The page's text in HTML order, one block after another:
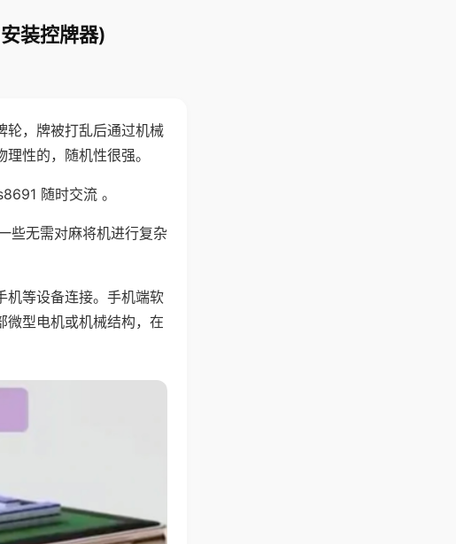
装控牌器)
轮，牌被打乱后通过机械
性的，随机性很强。
随时交流 。
些无需对麻将机进行复杂
机等设备连接。手机端软
微型电机或机械结构，在